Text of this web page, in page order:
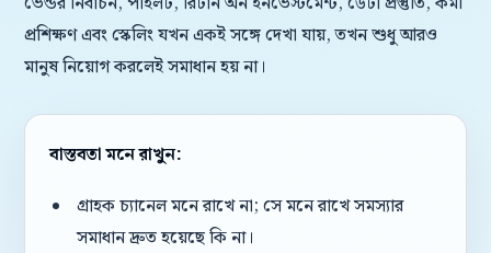
প্রশিক্ষণ এবং স্কেলিং যখন একই সঙ্গে দেখা যায়, তখন শুধু আরও
মানুষ নিয়োগ করলেই সমাধান হয় না।
বাস্তবতা মনে রাখুন:
গ্রাহক চ্যানেল মনে রাখে না; সে মনে রাখে সমস্যার
সমাধান দ্রুত হয়েছে কি না।